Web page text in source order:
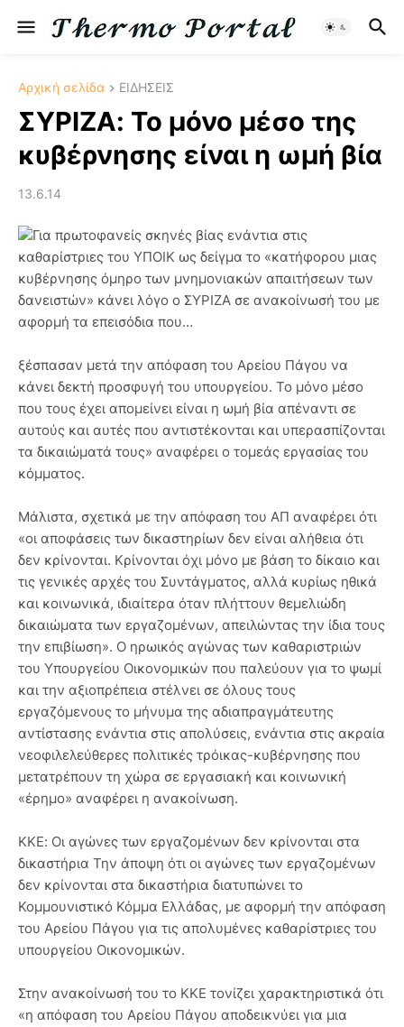
Αρχική σελίδα ΕΙΔΗΣΕΙΣ
ΣΥΡΙΖΑ: Το μόνο μέσο της
κυβέρνησης είναι η ωμή βία
13.6.14
Για πρωτοφανείς σκηνές βίας ενάντια στις
καθαρίστριες του ΥΠΟΙΚ ως δείγμα το «κατήφορου μιας
κυβέρνησης όμηρο των μνημονιακών απαιτήσεων των
δανειστών» κάνει λόγο ο ΣΥΡΙΖΑ σε ανακοίνωσή του με
αφορμή τα επεισόδια που…
ξέσπασαν μετά την απόφαση του Αρείου Πάγου να
κάνει δεκτή προσφυγή του υπουργείου. Το μόνο μέσο
που τους έχει απομείνει είναι η ωμή βία απέναντι σε
αυτούς και αυτές που αντιστέκονται και υπερασπίζονται
τα δικαιώματά τους» αναφέρει ο τομεάς εργασίας του
κόμματος.
Μάλιστα, σχετικά με την απόφαση του ΑΠ αναφέρει ότι
«οι αποφάσεις των δικαστηρίων δεν είναι αλήθεια ότι
δεν κρίνονται. Κρίνονται όχι μόνο με βάση το δίκαιο και
τις γενικές αρχές του Συντάγματος, αλλά κυρίως ηθικά
και κοινωνικά, ιδιαίτερα όταν πλήττουν θεμελιώδη
δικαιώματα των εργαζομένων, απειλώντας την ίδια τους
την επιβίωση». Ο ηρωικός αγώνας των καθαριστριών
του Υπουργείου Οικονομικών που παλεύουν για το ψωμί
και την αξιοπρέπεια στέλνει σε όλους τους
εργαζόμενους το μήνυμα της αδιαπραγμάτευτης
αντίστασης ενάντια στις απολύσεις, ενάντια στις ακραία
νεοφιλελεύθερες πολιτικές τρόικας-κυβέρνησης που
μετατρέπουν τη χώρα σε εργασιακή και κοινωνική
«έρημο» αναφέρει η ανακοίνωση.
ΚΚΕ: Οι αγώνες των εργαζομένων δεν κρίνονται στα
δικαστήρια Την άποψη ότι οι αγώνες των εργαζομένων
δεν κρίνονται στα δικαστήρια διατυπώνει το
Κομμουνιστικό Κόμμα Ελλάδας, με αφορμή την απόφαση
του Αρείου Πάγου για τις απολυμένες καθαρίστριες του
υπουργείου Οικονομικών.
Στην ανακοίνωσή του το ΚΚΕ τονίζει χαρακτηριστικά ότι
«η απόφαση του Αρείου Πάγου αποδεικνύει για μια